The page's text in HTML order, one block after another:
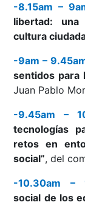
-8.15am –
libertad:
cultura
-9am –
sentidos para
Juan Pablo
-9.45am –
tecnologías
retos en
social”, del
-10.30am –
social de los